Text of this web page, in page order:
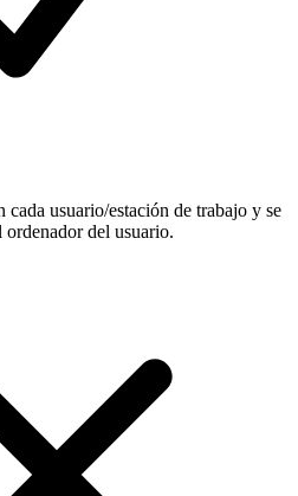
cada usuario/estación de trabajo y se
ordenador del usuario.